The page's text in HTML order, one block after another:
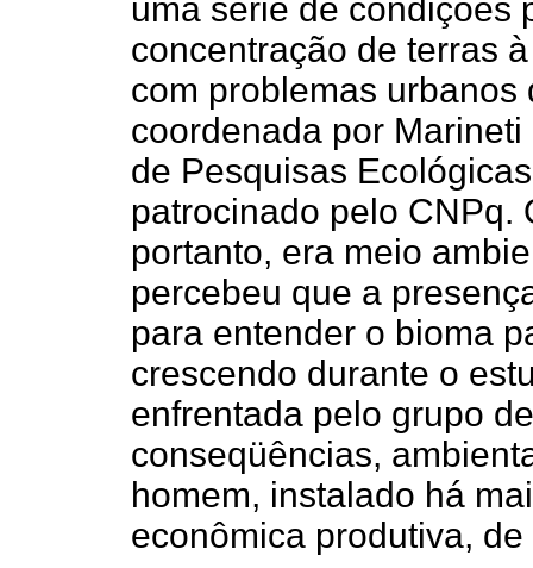
uma série de condições
concentração de terras
com problemas urbanos
coordenada por
de Pesquisas
patrocinado pelo CNPq.
portanto, era meio
percebeu que a
para entender o bioma
crescendo durante o
enfrentada pelo grupo
conseqüências,
homem, instalado há
econômica produtiva,